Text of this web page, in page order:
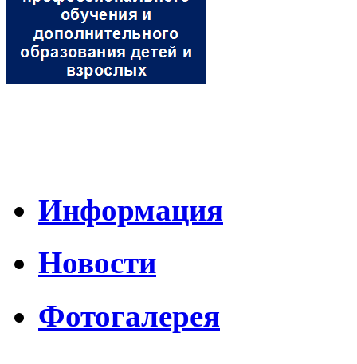
Информация
Новости
Фотогалерея